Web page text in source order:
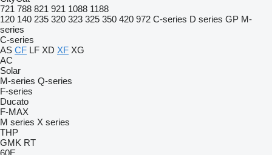
721 788 821 921 1088 1188
120 140 235 320 323 325 350 420 972 C-series D series GP M-
series
C-series
AS CF LF XD XF XG
AC
Solar
M-series Q-series
F-series
Ducato
F-MAX
M series X series
THP
GMK RT
60E